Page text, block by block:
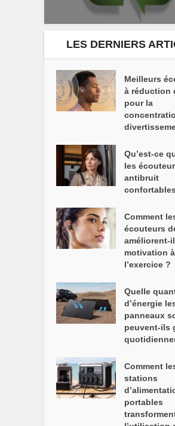
LES DERNIERS
Meilleurs
à réduction
pour la
Qu’est-ce
les
antibruit
Comment
écouteurs
améliorent-
motivation
l’exercice ?
Quelle
d’énergie
panneaux
peuvent-ils
Comment
stations
portables